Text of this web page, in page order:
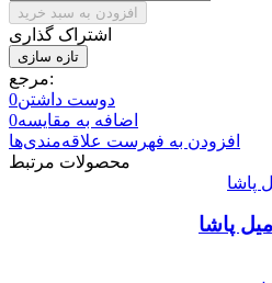
افزودن به سبد خرید
اشتراک گذاری
مرجع:
دوست داشتن0
اضافه به مقایسه0
افزودن به فهرست علاقه‌مندی‌ها
محصولات مرتبط